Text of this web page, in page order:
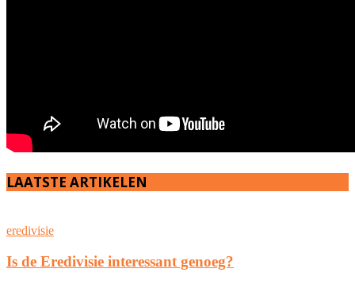
LAATSTE ARTIKELEN
eredivisie
Is de Eredivisie interessant genoeg?